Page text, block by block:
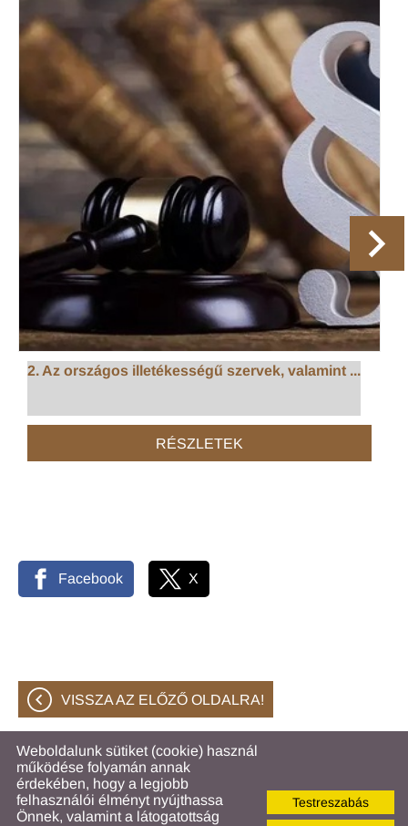
2. Az országos illetékességű szervek, valamint ...
RÉSZLETEK
Facebook X
VISSZA AZ ELŐZŐ OLDALRA!
© 2026 - Hahóti Közös Önkormányzati Hivatal
Oldal információklAdatkezelési tájékoztatól
Testreszabás
Weboldalunk sütiket (cookie) használ
működése folyamán annak
érdekében, hogy a legjobb
felhasználói élményt nyújthassa
Önnek, valamint a látogatottság